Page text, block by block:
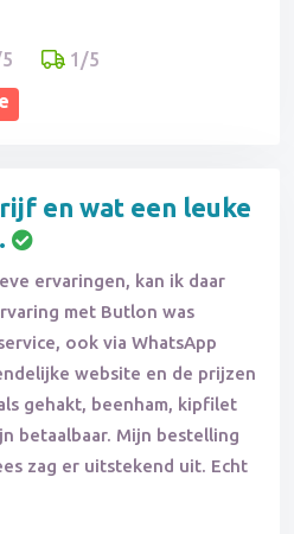
1/5
en wat een leuke
ervaringen, kan ik daar
met Butlon was
ook via WhatsApp
website en de prijzen
gehakt, beenham, kipfilet
betaalbaar. Mijn bestelling
zag er uitstekend uit. Echt